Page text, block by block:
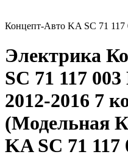
Концепт-Авто KA SC 71 117
Электрика
SC 71 117
2012-2016 7
(Модельная
KA SC 71 117